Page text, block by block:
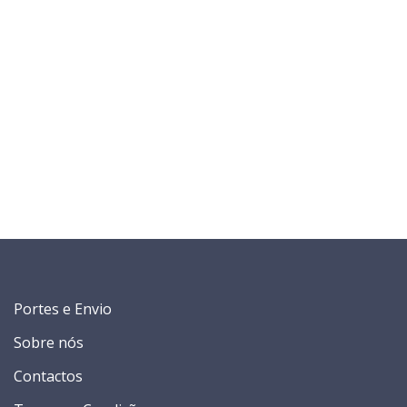
Portes e Envio
Sobre nós
Contactos